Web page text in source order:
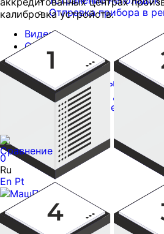
Отправка прибора в
Видео
Статьи
Отзывы
Документы
Сертификаты на
Техническая
Программное
Контакты
0
Ru
En Pt
Контроль глубины
трещин
Контроль глубины
Трещиномеры Дефектоскопы
калибровка устройств.